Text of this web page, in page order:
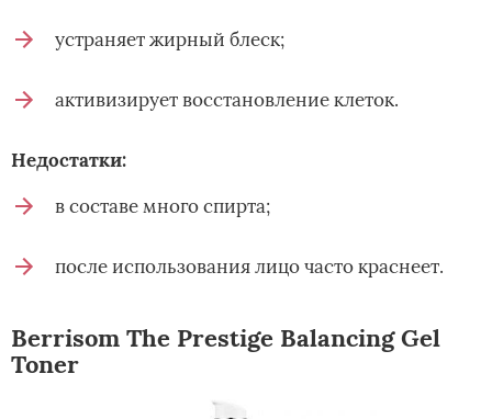
устраняет жирный блеск;
активизирует восстановление клеток.
Недостатки:
в составе много спирта;
после использования лицо часто краснеет.
Berrisom The Prestige Balancing Gel
Toner